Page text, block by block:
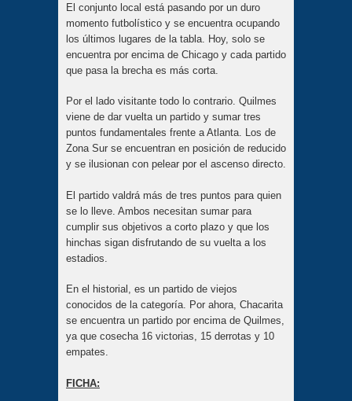
El conjunto local está pasando por un duro
momento futbolístico y se encuentra ocupando
los últimos lugares de la tabla. Hoy, solo se
encuentra por encima de Chicago y cada partido
que pasa la brecha es más corta.
Por el lado visitante todo lo contrario. Quilmes
viene de dar vuelta un partido y sumar tres
puntos fundamentales frente a Atlanta. Los de
Zona Sur se encuentran en posición de reducido
y se ilusionan con pelear por el ascenso directo.
El partido valdrá más de tres puntos para quien
se lo lleve. Ambos necesitan sumar para
cumplir sus objetivos a corto plazo y que los
hinchas sigan disfrutando de su vuelta a los
estadios.
En el historial, es un partido de viejos
conocidos de la categoría. Por ahora, Chacarita
se encuentra un partido por encima de Quilmes,
ya que cosecha 16 victorias, 15 derrotas y 10
empates.
FICHA: